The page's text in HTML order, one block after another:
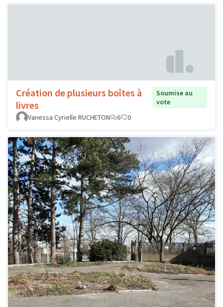
Création de plusieurs boîtes à
livres
Soumise au
vote
Vanessa Cyrielle RUCHETON
6 0